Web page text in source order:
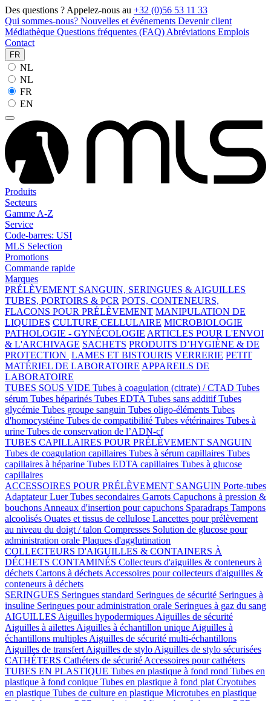
Des questions ? Appelez-nous au +32 (0)56 53 11 33
Qui sommes-nous? Nouvelles et événements Devenir client
Médiathèque Questions fréquentes (FAQ) Abréviations Emplois
Contact
FR
NL
NL
FR
EN
Produits
Secteurs
Gamme A-Z
Service
Code-barres: USI
MLS Selection
Promotions
Commande rapide
Marques
PRÉLÈVEMENT SANGUIN, SERINGUES & AIGUILLES
TUBES, PORTOIRS & PCR POTS, CONTENEURS,
FLACONS POUR PRÉLÈVEMENT MANIPULATION DE
LIQUIDES CULTURE CELLULAIRE MICROBIOLOGIE
PATHOLOGIE - GYNÉCOLOGIE ARTICLES POUR L'ENVOI
& L'ARCHIVAGE SACHETS PRODUITS D’HYGIÈNE & DE
PROTECTION LAMES ET BISTOURIS VERRERIE PETIT
MATÉRIEL DE LABORATOIRE APPAREILS DE
LABORATOIRE
TUBES SOUS VIDE Tubes à coagulation (citrate) / CTAD Tubes
sérum Tubes héparinés Tubes EDTA Tubes sans additifTubes
glycémie Tubes groupe sanguin Tubes oligo-éléments Tubes
d'homocystéine Tubes de compatibilité Tubes vétérinaires Tubes à
urine Tubes de conservation de l’ADN-cf
TUBES CAPILLAIRES POUR PRÉLÈVEMENT SANGUIN
Tubes de coagulation capillaires Tubes à sérum capillaires Tubes
capillaires à héparine Tubes EDTA capillaires Tubes à glucose
capillaires
ACCESSOIRES POUR PRÉLÈVEMENT SANGUIN Porte-tubes
Adaptateur LuerTubes secondaires Garrots Capuchons à pression &
bouchons Anneaux d'insertion pour capuchons Sparadraps Tampons
alcoolisés Ouates et tissus de cellulose Lancettes pour prélèvement
au niveau du doigt / talon Compresses Solution de glucose pour
administration orale Plaques d'agglutination
COLLECTEURS D'AIGUILLES & CONTAINERS À
DÉCHETS CONTAMINÉS Collecteurs d'aiguilles & conteneurs à
déchets Cartons à déchets Accessoires pour collecteurs d'aiguilles &
conteneurs à déchets
SERINGUES Seringues standard Seringues de sécurité Seringues à
insuline Seringues pour administration orale Seringues à gaz du sang
AIGUILLES Aiguilles hypodermiques Aiguilles de sécurité
Aiguilles à ailettes Aiguilles à échantillon unique Aiguilles à
échantillons multiples Aiguilles de sécurité multi-échantillons
Aiguilles de transfert Aiguilles de stylo Aiguilles de stylo sécurisées
CATHÉTERS Cathéters de sécurité Accessoires pour cathéters
TUBES EN PLASTIQUE Tubes en plastique à fond rond Tubes en
plastique à fond conique Tubes en plastique à fond plat Cryotubes
en plastique Tubes de culture en plastique Microtubes en plastique